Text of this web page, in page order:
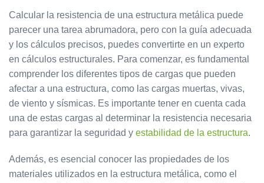
Calcular la resistencia de una estructura metálica puede
parecer una tarea abrumadora, pero con la guía adecuada
y los cálculos precisos, puedes convertirte en un experto
en cálculos estructurales. Para comenzar, es fundamental
comprender los diferentes tipos de cargas que pueden
afectar a una estructura, como las cargas muertas, vivas,
de viento y sísmicas. Es importante tener en cuenta cada
una de estas cargas al determinar la resistencia necesaria
para garantizar la seguridad y estabilidad de la estructura.
Además, es esencial conocer las propiedades de los
materiales utilizados en la estructura metálica, como el